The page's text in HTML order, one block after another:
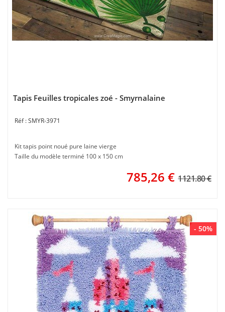
Tapis Feuilles tropicales zoé - Smyrnalaine
SMYR-3971
Kit tapis point noué pure laine vierge
Taille du modèle terminé 100 x 150 cm
785,26 € 1121.80 €
- 50%